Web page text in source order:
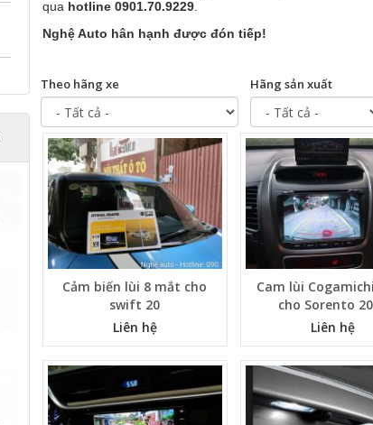
qua hotline 0901.70.9229.
Nghệ Auto hân hạnh được đón tiếp!
Theo hãng xe Hãng sản xuất
Cảm biến lùi 8 mắt cho
swift 20
Liên hệ
Cam lùi
cho Sorento
Liên hệ